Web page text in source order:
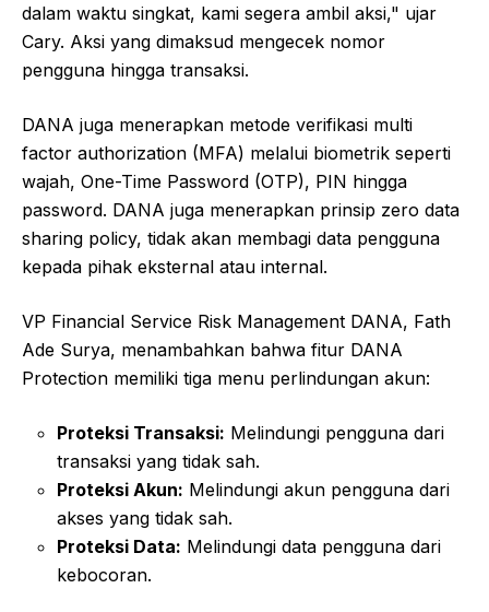
dalam waktu singkat, kami segera ambil aksi," ujar
Cary. Aksi yang dimaksud mengecek nomor
pengguna hingga transaksi.
DANA juga menerapkan metode verifikasi multi
factor authorization (MFA) melalui biometrik seperti
wajah, One-Time Password (OTP), PIN hingga
password. DANA juga menerapkan prinsip zero data
sharing policy, tidak akan membagi data pengguna
kepada pihak eksternal atau internal.
VP Financial Service Risk Management DANA, Fath
Ade Surya, menambahkan bahwa fitur DANA
Protection memiliki tiga menu perlindungan akun:
Proteksi Transaksi: Melindungi pengguna dari
transaksi yang tidak sah.
Proteksi Akun: Melindungi akun pengguna dari
akses yang tidak sah.
Proteksi Data: Melindungi data pengguna dari
kebocoran.